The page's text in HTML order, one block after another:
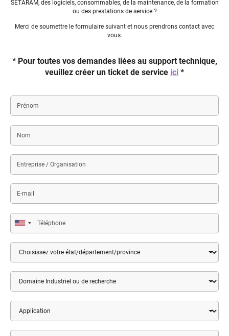
SETARAM, des logiciels, consommables, de la maintenance, de la formation
ou des prestations de service ?
Merci de soumettre le formulaire suivant et nous prendrons contact avec
vous.
* Pour toutes vos demandes liées au support technique,
veuillez créer un ticket de service ici *
Nom
Organisation
mail
Téléphone
Département
/
Province
Industriel
ou
de
recherche
Application